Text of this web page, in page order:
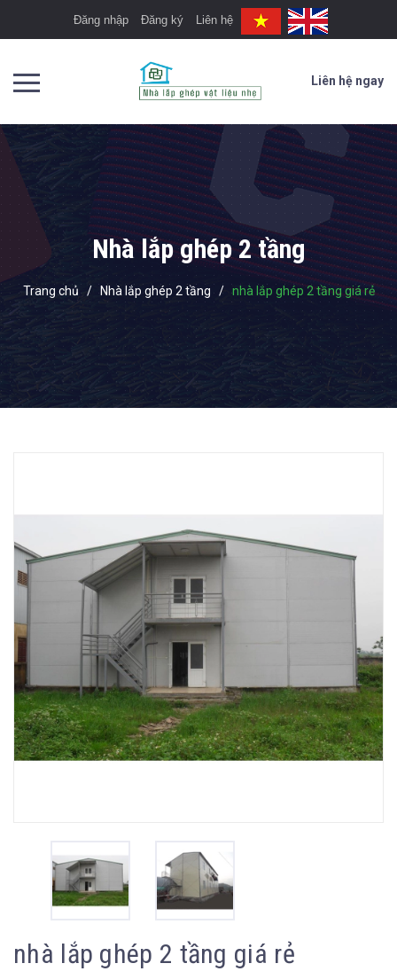
Đăng nhập Đăng ký Liên hệ
Liên hệ ngay
Nhà lắp ghép 2 tầng
Trang chủ / Nhà lắp ghép 2 tầng / nhà lắp ghép 2 tầng giá rẻ
nhà lắp ghép 2 tầng giá rẻ